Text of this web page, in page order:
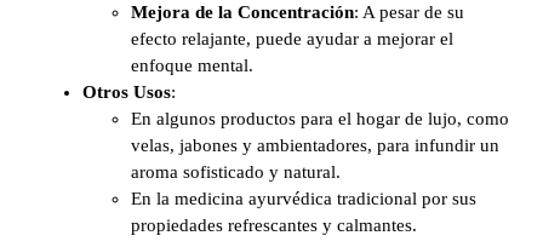
Mejora de la Concentración: A pesar de su
efecto relajante, puede ayudar a mejorar el
enfoque mental.
Otros Usos:
En algunos productos para el hogar de lujo, como
velas, jabones y ambientadores, para infundir un
aroma sofisticado y natural.
En la medicina ayurvédica tradicional por sus
propiedades refrescantes y calmantes.